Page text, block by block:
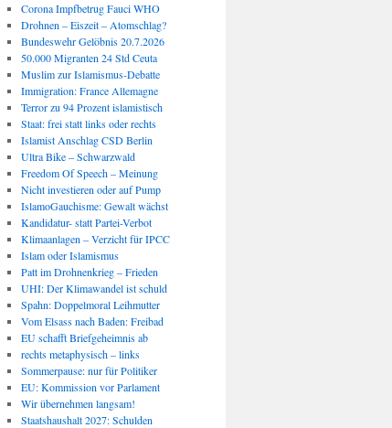
Corona Impfbetrug Fauci WHO
Drohnen – Eiszeit – Atomschlag?
Bundeswehr Gelöbnis 20.7.2026
50.000 Migranten 24 Std Ceuta
Muslim zur Islamismus-Debatte
Immigration: France Allemagne
Terror zu 94 Prozent islamistisch
Staat: frei statt links oder rechts
Islamist Anschlag CSD Berlin
Ultra Bike – Schwarzwald
Freedom Of Speech – Meinung
Nicht investieren oder auf Pump
IslamoGauchisme: Gewalt wächst
Kandidatur- statt Partei-Verbot
Klimaanlagen – Verzicht für IPCC
Islam oder Islamismus
Patt im Drohnenkrieg – Frieden
UHI: Der Klimawandel ist schuld
Spahn: Doppelmoral Leihmutter
Vom Elsass nach Baden: Freibad
EU schafft Briefgeheimnis ab
rechts metaphysisch – links
Sommerpause: nur für Politiker
EU: Kommission vor Parlament
Wir übernehmen langsam!
Staatshaushalt 2027: Schulden